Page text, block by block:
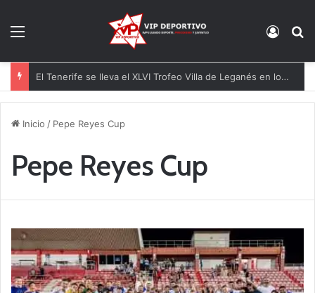
El Tenerife se lleva el XLVI Trofeo Villa de Leganés en los penaltis
Inicio / Pepe Reyes Cup
Pepe Reyes Cup